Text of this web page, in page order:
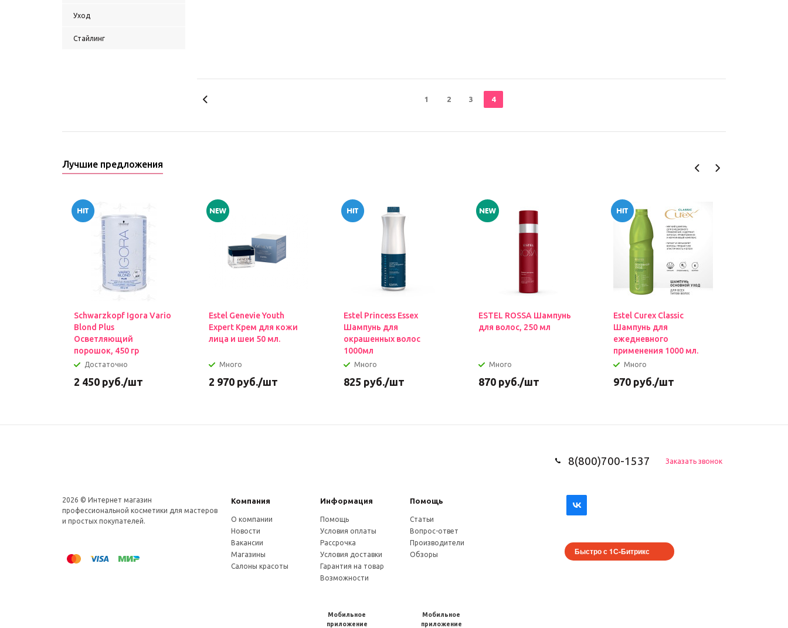
Уход
Стайлинг
1 2 3 4
Лучшие предложения
Schwarzkopf Igora Vario
Blond Plus
Осветляющий
порошок, 450 гр
Достаточно
2 450 руб./шт
Estel Genevie Youth
Expert Крем для кожи
лица и шеи 50 мл.
Много
2 970 руб./шт
Estel Princess Essex
Шампунь для
окрашенных волос
1000мл
Много
825 руб./шт
ESTEL ROSSA Шампунь
для волос, 250 мл
Много
870 руб./шт
Estel Curex Classic
Шампунь для
ежедневного
применения 1000 мл.
Много
970 руб./шт
8(800)700-1537 Заказать звонок
2026 © Интернет магазин
профеcсиональной косметики для мастеров
и простых покупателей.
Компания Информация Помощь
О компании
Новости
Вакансии
Магазины
Салоны красоты
Помощь
Условия оплаты
Рассрочка
Условия доставки
Гарантия на товар
Возможности
Статьи
Вопрос-ответ
Производители
Обзоры
Быстро с 1С-Битрикс
Мобильное
приложение
Мобильное
приложение